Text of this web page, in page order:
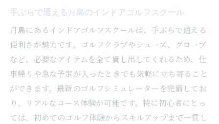
手ぶらで通える月島のインドアゴルフスクール
月島にあるインドアゴルフスクールは、手ぶらで通える
便利さが魅力です。ゴルフクラブやシューズ、グローブ
など、必要なアイテムを全て貸し出してくれるため、仕
事帰りや急な予定が入ったときでも気軽に立ち寄ること
ができます。最新のゴルフシミュレーターを完備してお
り、リアルなコース体験が可能です。特に初心者にとっ
ては、初めてのゴルフ体験からスキルアップまで一貫し